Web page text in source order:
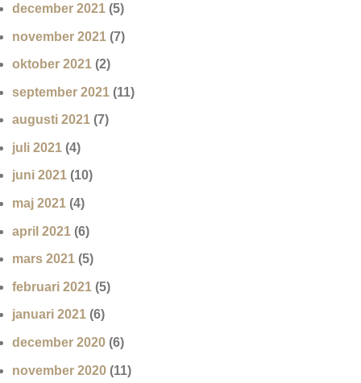
december 2021 (5)
november 2021 (7)
oktober 2021 (2)
september 2021 (11)
augusti 2021 (7)
juli 2021 (4)
juni 2021 (10)
maj 2021 (4)
april 2021 (6)
mars 2021 (5)
februari 2021 (5)
januari 2021 (6)
december 2020 (6)
november 2020 (11)